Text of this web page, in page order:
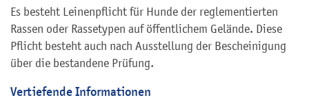
Es besteht Leinenpflicht für Hunde der reglementierten
Rassen oder Rassetypen auf öffentlichem Gelände. Diese
Pflicht besteht auch nach Ausstellung der Bescheinigung
über die bestandene Prüfung.
Vertiefende Informationen